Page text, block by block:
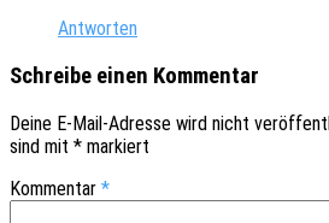
Antworten
Schreibe einen Kommentar
Deine E-Mail-Adresse wird nicht
sind mit * markiert
Kommentar *